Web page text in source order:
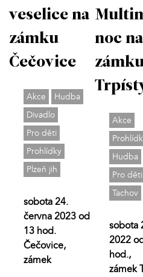
veselice na
zámku
Čečovice
Akce
Hudba
Divadlo
Pro děti
Prohlídky
Plzeň jih
sobota 24.
června 2023 od
13 hod.
Čečovice,
zámek
noc na
Akce
Hudba
Pro děti
Tachov
sobota
2022
hod.,
zámek